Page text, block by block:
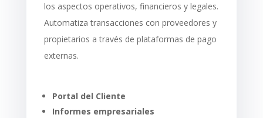
los aspectos operativos, financieros y legales.
Automatiza transacciones con proveedores y
propietarios a través de plataformas de pago
externas.
Portal del Cliente
Informes empresariales